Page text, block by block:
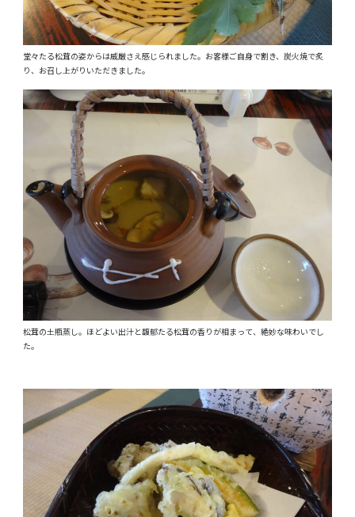
堂々たる松茸の姿からは威厳さえ感じられました。お客様ご自身で割き、炭火焼で炙
り、お召し上がりいただきました。
松茸の土瓶蒸し。ほどよい出汁と馥郁たる松茸の香りが相まって、絶妙な味わいでし
た。